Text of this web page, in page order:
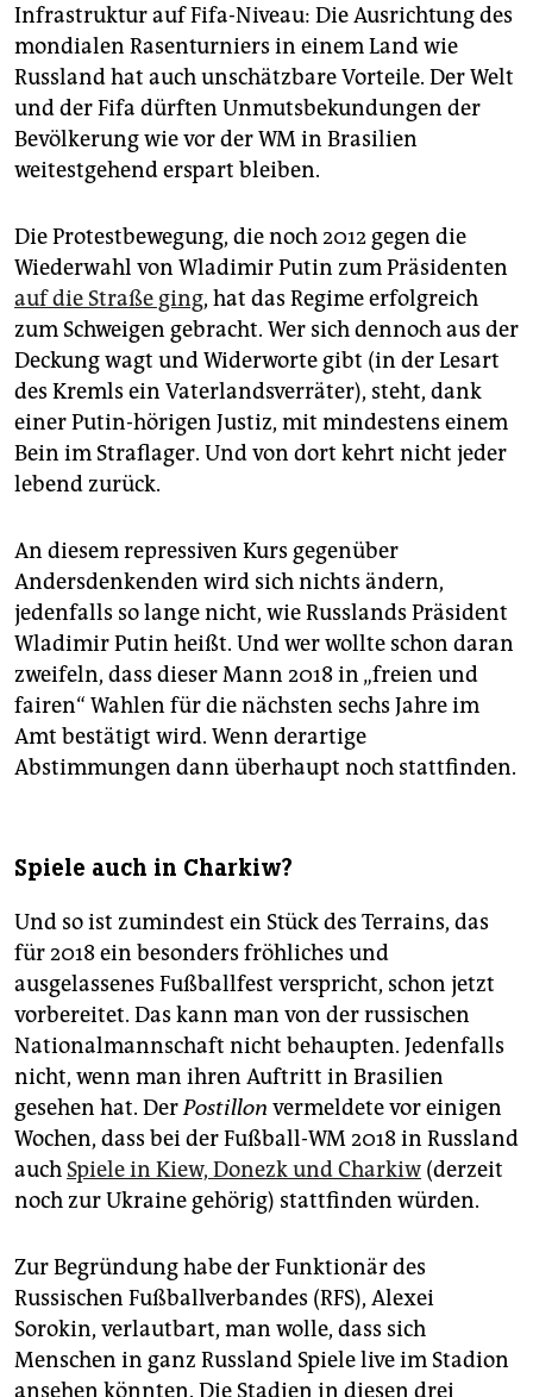
Infrastruktur auf Fifa-Niveau: Die Ausrichtung des
mondialen Rasenturniers in einem Land wie
Russland hat auch unschätzbare Vorteile. Der Welt
und der Fifa dürften Unmutsbekundungen der
Bevölkerung wie vor der WM in Brasilien
weitestgehend erspart bleiben.
Die Protestbewegung, die noch 2012 gegen die
Wiederwahl von Wladimir Putin zum Präsidenten
auf die Straße ging, hat das Regime erfolgreich
zum Schweigen gebracht. Wer sich dennoch aus der
Deckung wagt und Widerworte gibt (in der Lesart
des Kremls ein Vaterlandsverräter), steht, dank
einer Putin-hörigen Justiz, mit mindestens einem
Bein im Straflager. Und von dort kehrt nicht jeder
lebend zurück.
An diesem repressiven Kurs gegenüber
Andersdenkenden wird sich nichts ändern,
jedenfalls so lange nicht, wie Russlands Präsident
Wladimir Putin heißt. Und wer wollte schon daran
zweifeln, dass dieser Mann 2018 in „freien und
fairen“ Wahlen für die nächsten sechs Jahre im
Amt bestätigt wird. Wenn derartige
Abstimmungen dann überhaupt noch stattfinden.
Spiele auch in Charkiw?
Und so ist zumindest ein Stück des Terrains, das
für 2018 ein besonders fröhliches und
ausgelassenes Fußballfest verspricht, schon jetzt
vorbereitet. Das kann man von der russischen
Nationalmannschaft nicht behaupten. Jedenfalls
nicht, wenn man ihren Auftritt in Brasilien
gesehen hat. DerPostillon vermeldete vor einigen
Wochen, dass bei der Fußball-WM 2018 in Russland
auch Spiele in Kiew, Donezk und Charkiw (derzeit
noch zur Ukraine gehörig) stattfinden würden.
Zur Begründung habe der Funktionär des
Russischen Fußballverbandes (RFS), Alexei
Sorokin, verlautbart, man wolle, dass sich
Menschen in ganz Russland Spiele live im Stadion
ansehen könnten. Die Stadien in diesen drei